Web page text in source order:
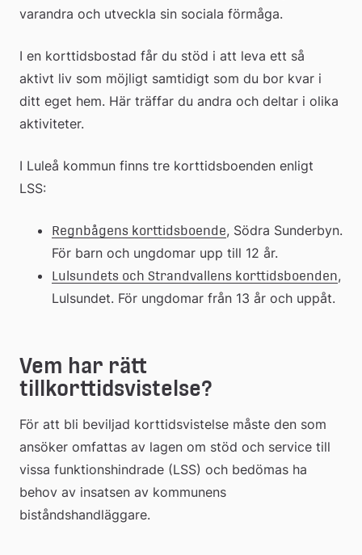
varandra och utveckla sin sociala förmåga.
I en korttidsbostad får du stöd i att leva ett så
aktivt liv som möjligt samtidigt som du bor kvar i
ditt eget hem. Här träffar du andra och deltar i olika
aktiviteter.
I Luleå kommun finns tre korttidsboenden enligt
LSS:
Regnbågens korttidsboende, Södra Sunderbyn.
För barn och ungdomar upp till 12 år.
Lulsundets och Strandvallens korttidsboenden,
Lulsundet. För ungdomar från 13 år och uppåt.
Vem har rätt
tillkorttidsvistelse?
För att bli beviljad korttidsvistelse måste den som
ansöker omfattas av lagen om stöd och service till
vissa funktionshindrade (LSS) och bedömas ha
behov av insatsen av kommunens
biståndshandläggare.